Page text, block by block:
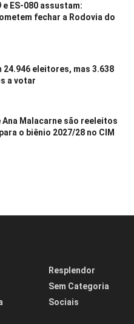
e ES-080 assustam:
fechar a Rodovia do
24.946 eleitores, mas 3.638
a votar
Malacarne são reeleitos
o biênio 2027/28 no CIM
Resplendor
Sem Categoria
Sociais